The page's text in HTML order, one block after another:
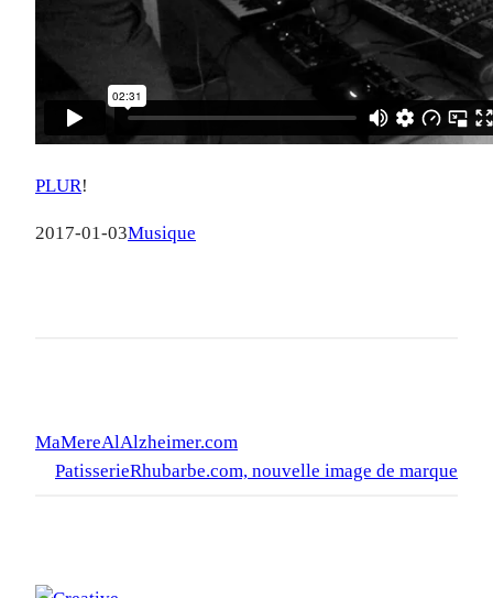
PLUR!
2017-01-03Musique
MaMereAlAlzheimer.com
PatisserieRhubarbe.com, nouvelle image de marque